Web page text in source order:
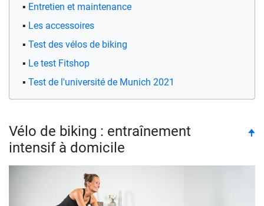
Entretien et maintenance
Les accessoires
Test des vélos de biking
Le test Fitshop
Test de l'université de Munich 2021
Vélo de biking : entraînement
intensif à domicile
🠉